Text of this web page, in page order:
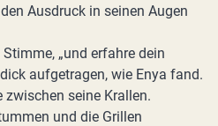
Ausdruck in seinen Augen
„und erfahre dein
aufgetragen, wie Enya fand.
seine Krallen.
und die Grillen